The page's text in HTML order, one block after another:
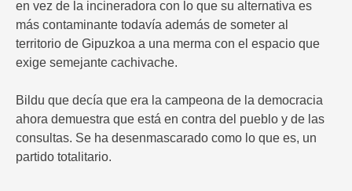
en vez de la incineradora con lo que su alternativa es
más contaminante todavía además de someter al
territorio de Gipuzkoa a una merma con el espacio que
exige semejante cachivache.
Bildu que decía que era la campeona de la democracia
ahora demuestra que está en contra del pueblo y de las
consultas. Se ha desenmascarado como lo que es, un
partido totalitario.